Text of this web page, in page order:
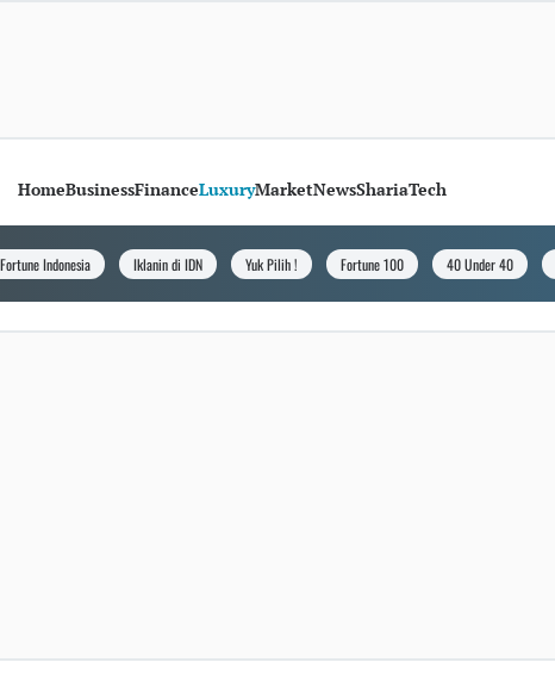
HomeBusinessFinanceLuxuryMarketNewsShariaTech
Indonesia Iklanin di IDN Yuk Pilih ! Fortune 100 40 Under 40